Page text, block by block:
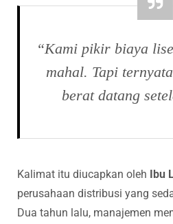
“Kami pikir biaya
mahal. Tapi
berat datang
Kalimat itu diucapkan oleh Ibu
perusahaan distribusi yang
Dua tahun lalu, manajemen